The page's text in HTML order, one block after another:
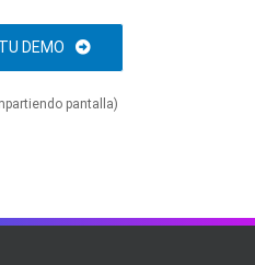
DEMO
pantalla)